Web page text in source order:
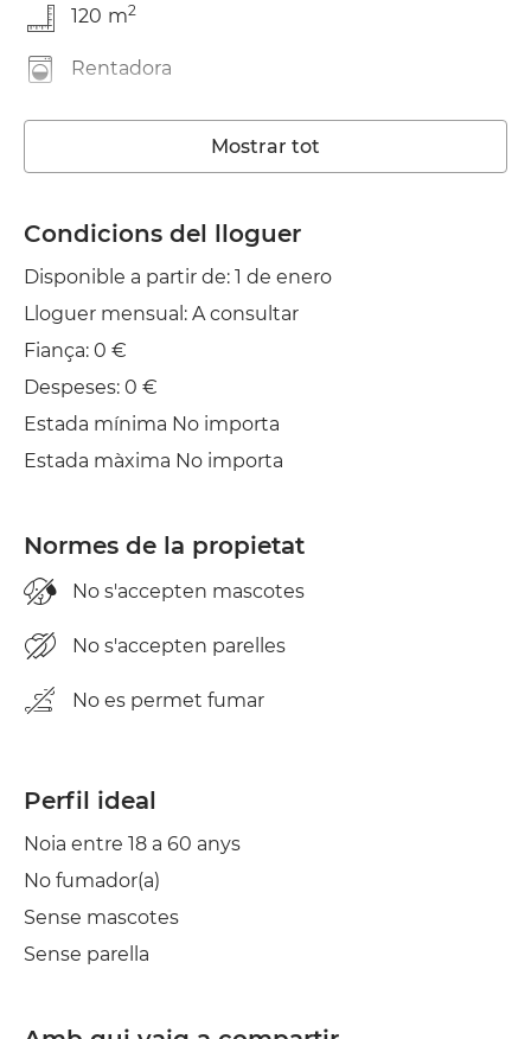
120 m2
Rentadora
Ascensor
Wifi
Estenedor
Planxa
Mostrar tot
Condicions del lloguer
Disponible a partir de: 1 de enero
Lloguer mensual: A consultar
Fiança: 0 €
Despeses: 0 €
Estada mínima No importa
Estada màxima No importa
Normes de la propietat
No s'accepten mascotes
No s'accepten parelles
No es permet fumar
Perfil ideal
Noia entre 18 a 60 anys
No fumador(a)
Sense mascotes
Sense parella